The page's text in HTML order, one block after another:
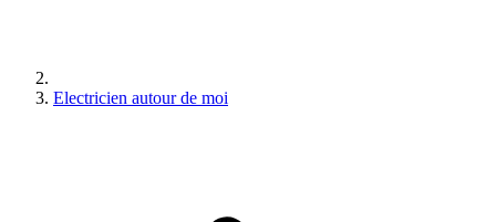
Electricien autour de moi